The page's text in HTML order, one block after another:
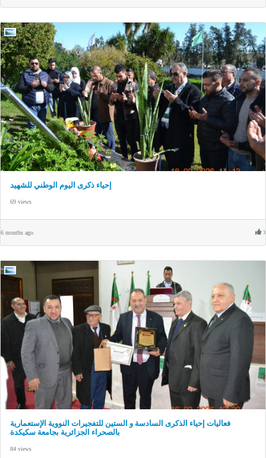
إحياء ذكرى اليوم الوطني للشهيد
69 views
6 months ago 3
فعاليات إحياء الذكرى السادسة و الستين للتفجيرات النووية الإستعمارية
بالصحراء الجزائرية بجامعة سكيكدة
84 views